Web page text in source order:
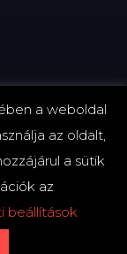
beállítások
a weboldal
az oldalt,
a sütik
az
beállítások